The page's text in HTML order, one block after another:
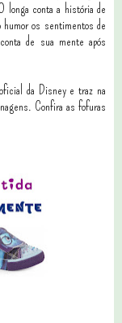
longa conta a história de
os sentimentos de
de sua mente após
da Disney e traz na
Confira as fofuras